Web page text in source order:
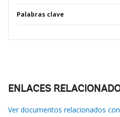
Palabras clave
ENLACES
Ver documentos relacionados